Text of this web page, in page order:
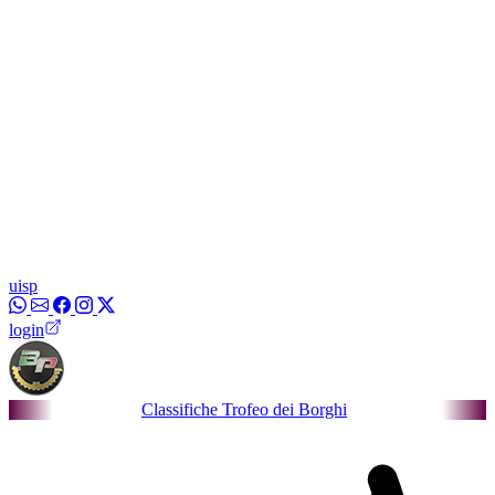
uisp
login
Classifiche Trofeo dei Borghi